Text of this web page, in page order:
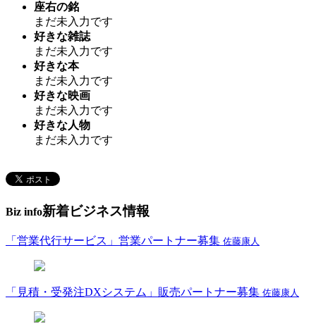
座右の銘
まだ未入力です
好きな雑誌
まだ未入力です
好きな本
まだ未入力です
好きな映画
まだ未入力です
好きな人物
まだ未入力です
Biz info新着ビジネス情報
「営業代行サービス」営業パートナー募集 佐藤康人
「見積・受発注DXシステム」販売パートナー募集 佐藤康人